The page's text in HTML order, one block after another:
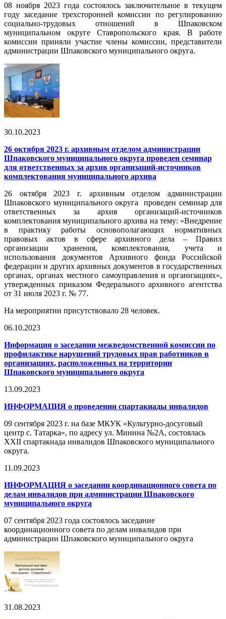
08 ноября 2023 года состоялось заключительное в текущем
году заседание трехсторонней комиссии по регулированию
социально-трудовых отношений в Шпаковском
муниципальном округе Ставропольского края. В работе
комиссии приняли участие члены комиссии, представители
администрации Шпаковского муниципального округа.
30.10.2023
26 октября 2023 г. архивным отделом администрации
Шпаковского муниципального округа проведен семинар
для ответственных за архив организаций-источников
комплектования муниципального архива
26 октября 2023 г. архивным отделом администрации
Шпаковского муниципального округа проведен семинар для
ответственных за архив организаций-источников
комплектования муниципального архива на тему: «Внедрение
в практику работы основополагающих нормативных
правовых актов в сфере архивного дела – Правил
организации хранения, комплектования, учета и
использования документов Архивного фонда Российской
федерации и других архивных документов в государственных
органах, органах местного самоуправления и организациях»,
утвержденных приказом Федерального архивного агентства
от 31 июля 2023 г. № 77.
На мероприятии присутствовало 28 человек.
06.10.2023
Информация о заседании межведомственной комиссии по
профилактике нарушений трудовых прав работников в
организациях, расположенных на территории
Шпаковского муниципального округа
13.09.2023
ИНФОРМАЦИЯ о проведении спартакиады инвалидов
09 сентября 2023 г. на базе МКУК «Культурно-досуговый
центр с. Татарка», по адресу ул. Минина №2А, состоялась
XXII спартакиада инвалидов Шпаковского муниципального
округа.
11.09.2023
ИНФОРМАЦИЯ о заседании координационного совета по
делам инвалидов при администрации Шпаковского
муниципального округа
07 сентября 2023 года состоялось заседание
координационного совета по делам инвалидов при
администрации Шпаковского муниципального округа
31.08.2023